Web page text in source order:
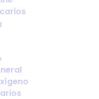
equivoca)